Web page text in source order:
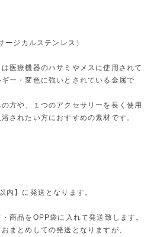
ジカルステンレス）
医療機器のハサミやメスに使用されて
ー・変色に強いとされている金属で
方や、１つのアクセサリーを長く使用
されたい方におすすめの素材です。
内】に発送となります。
商品をOPP袋に入れて発送致します。
まとめしての発送となりますが、